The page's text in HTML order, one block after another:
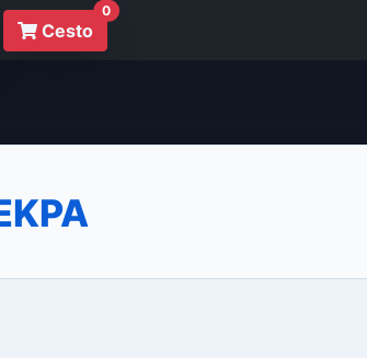
Cesto
0